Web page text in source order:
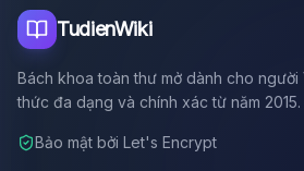
TudienWiki
Bách khoa toàn thư mở dành cho
thức đa dạng và chính xác từ năm 2015.
Bảo mật bởi Let's Encrypt
🪐 Sao Mộc là gì?
🔬 Albert Einstein